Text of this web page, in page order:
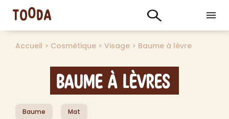
Accueil > Cosmétique > Visage > Baume à lèvre
Baume à lèvres
Baume Mat